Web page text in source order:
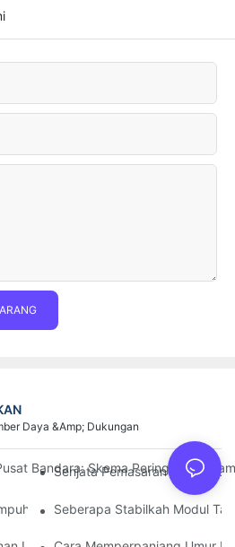
Daya &amp; Dukungan
Bandara: Skema Peringatan
Senjata Pemasaran Toko
untuk Organisasi Perlindungan
Seberapa Stabilkah Modul